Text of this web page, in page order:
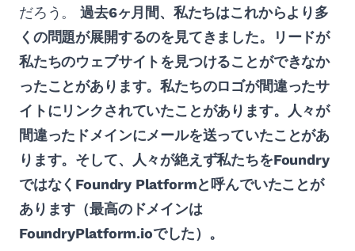
だろう。過去6ヶ月間、私たちはこれからより多
くの問題が展開するのを見てきました。リードが
私たちのウェブサイトを見つけることができなか
ったことがあります。私たちのロゴが間違ったサ
イトにリンクされていたことがあります。人々が
間違ったドメインにメールを送っていたことがあ
ります。そして、人々が絶えず私たちをFoundry
ではなくFoundry Platformと呼んでいたことが
あります（最高のドメインは
FoundryPlatform.ioでした）。